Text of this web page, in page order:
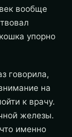
вообще
упорно
говорила,
на
к врачу.
железы.
именно